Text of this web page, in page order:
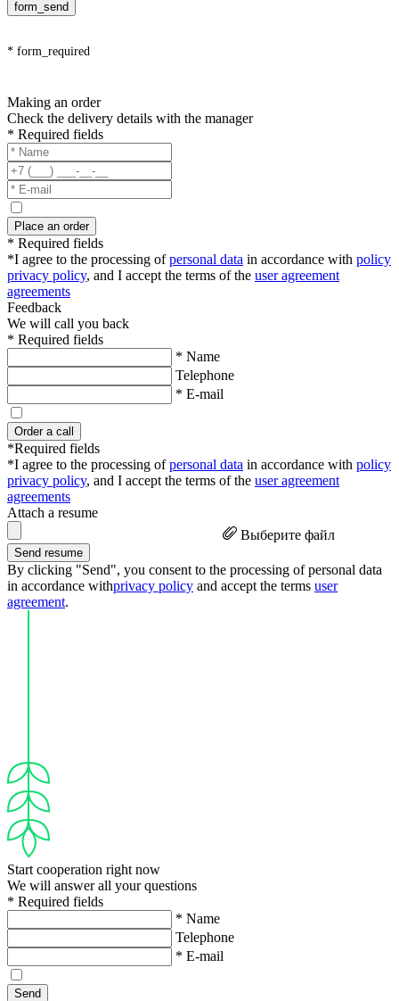
form_send
* form_required
Making an order
Check the delivery details with the manager
* Required fields
Place an order
* Required fields
*I agree to the processing ofpersonal data in accordance with policy
privacy policy, and I accept the terms of the user agreement
agreements
Feedback
We will call you back
* Required fields
* Name
Telephone
* E-mail
Order a call
*Required fields
*I agree to the processing ofpersonal data in accordance with policy
privacy policy, and I accept the terms of the user agreement
agreements
Attach a resume
Выберите файл
Send resume
By clicking "Send", you consent to the processing of personal data
in accordance withprivacy policy and accept the terms user
agreement.
Start cooperation right now
We will answer all your questions
* Required fields
* Name
Telephone
* E-mail
Send